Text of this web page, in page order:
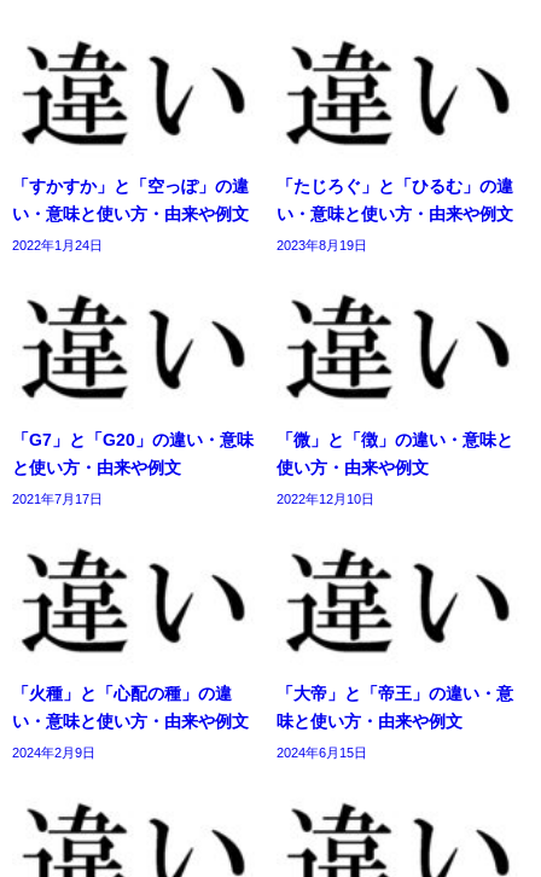
「すかすか」と「空っぽ」の違
い・意味と使い方・由来や例文
2022年1月24日
「たじろぐ」と「ひるむ」の違
い・意味と使い方・由来や例文
2023年8月19日
「G7」と「G20」の違い・意味
と使い方・由来や例文
2021年7月17日
「微」と「徴」の違い・意味と
使い方・由来や例文
2022年12月10日
「火種」と「心配の種」の違
い・意味と使い方・由来や例文
2024年2月9日
「大帝」と「帝王」の違い・意
味と使い方・由来や例文
2024年6月15日